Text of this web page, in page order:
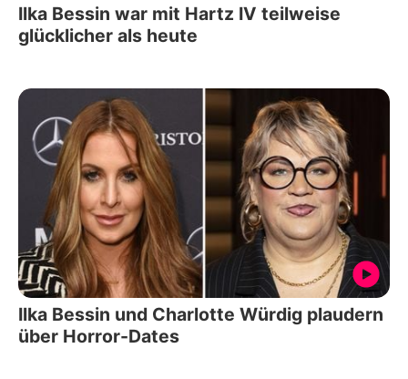
Ilka Bessin war mit Hartz IV teilweise
glücklicher als heute
Ilka Bessin und Charlotte Würdig plaudern
über Horror-Dates